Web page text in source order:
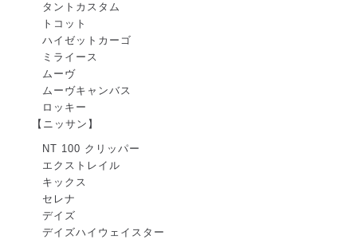
タントカスタム
トコット
ハイゼットカーゴ
ミライース
ムーヴ
ムーヴキャンバス
ロッキー
【ニッサン】
NT 100 クリッパー
エクストレイル
キックス
セレナ
デイズ
デイズハイウェイスター